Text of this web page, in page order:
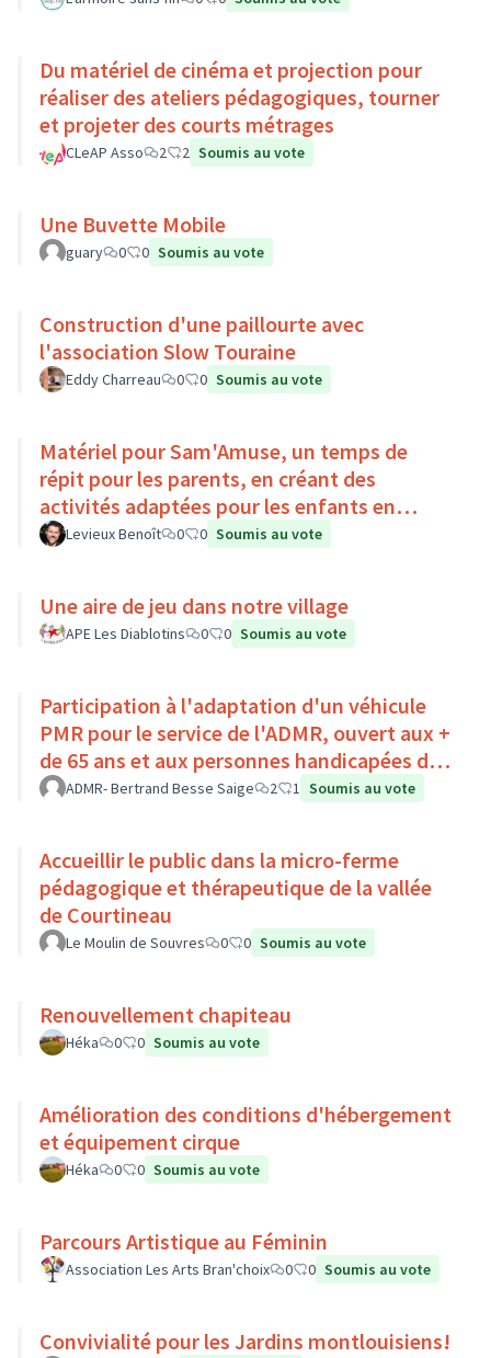
Du matériel de cinéma et projection pour
réaliser des ateliers pédagogiques, tourner
et projeter des courts métrages
CLeAP Asso 2 2 Soumis au vote
Une Buvette Mobile
guary 0 0 Soumis au vote
Construction d'une paillourte avec
l'association Slow Touraine
Eddy Charreau 0 0 Soumis au vote
Matériel pour Sam'Amuse, un temps de
répit pour les parents, en créant des
activités adaptées pour les enfants en
situation de handicap
Levieux Benoît 0 0 Soumis au vote
Une aire de jeu dans notre village
APE Les Diablotins 0 0 Soumis au vote
Participation à l'adaptation d'un véhicule
PMR pour le service de l'ADMR, ouvert aux +
de 65 ans et aux personnes handicapées du
Pays Loire-Touraine.
ADMR- Bertrand Besse Saige 2 1 Soumis au vote
Accueillir le public dans la micro-ferme
pédagogique et thérapeutique de la vallée
de Courtineau
Le Moulin de Souvres 0 0 Soumis au vote
Renouvellement chapiteau
Héka 0 0 Soumis au vote
Amélioration des conditions d'hébergement
et équipement cirque
Héka 0 0 Soumis au vote
Parcours Artistique au Féminin
Association Les Arts Bran'choix 0 0 Soumis au vote
Convivialité pour les Jardins montlouisiens!